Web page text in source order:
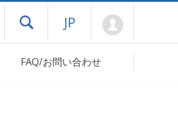
ドロワーメニューを開く
JP
FAQ/お問い合わせ